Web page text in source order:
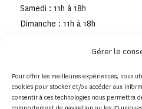
Gérer le
Pour offrir les meilleures expériences, nous
cookies pour stocker et/ou accéder aux
consentir à ces technologies nous permettra
Samedi : 11h à 18h
Dimanche : 11h à 18h